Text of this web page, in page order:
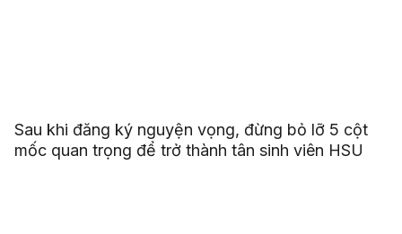
Sau khi đăng ký nguyện vọng, đừng bỏ lỡ 5 cột
mốc quan trọng để trở thành tân sinh viên HSU